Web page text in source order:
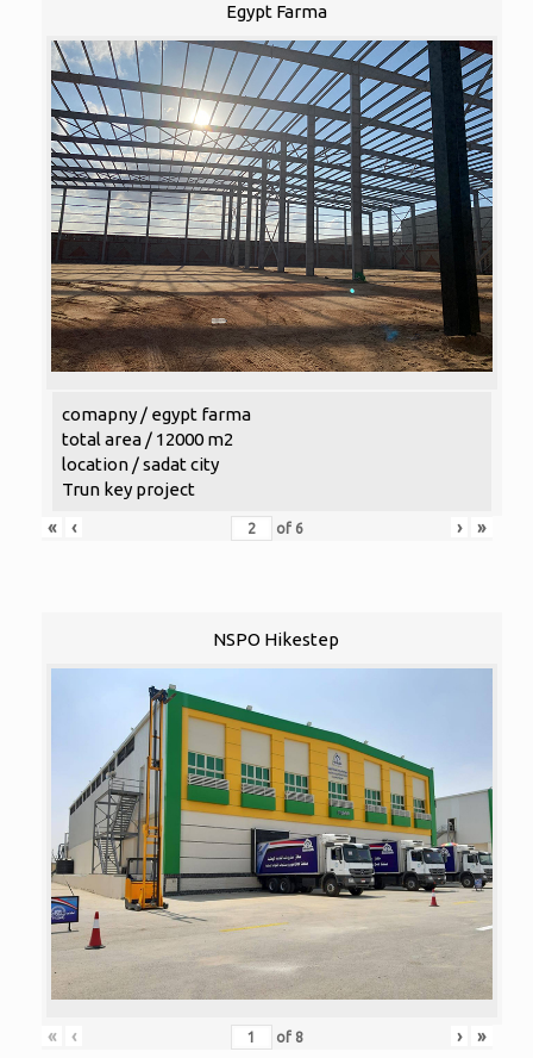
Egypt Farma
comapny / egypt farma
total area / 12000 m2
location / sadat city
Trun key project
«
‹ of 6 › »
NSPO Hikestep
« ‹ of 8 › »